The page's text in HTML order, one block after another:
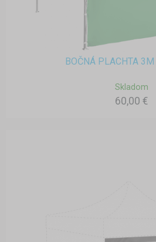
BOČNÁ PLACHTA
Skladom
60,00 €